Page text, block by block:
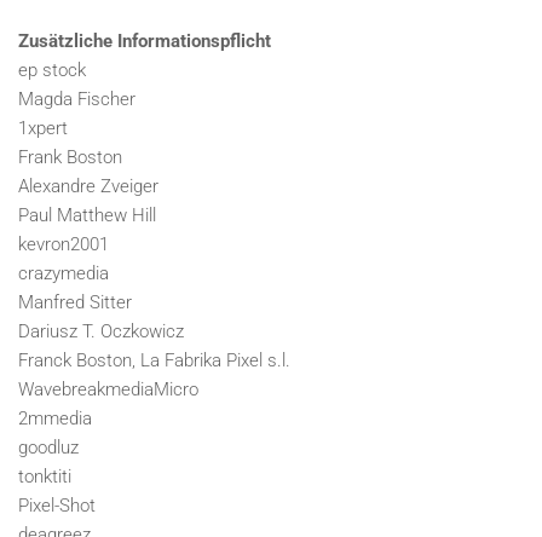
Zusätzliche Informationspflicht
ep stock
Magda Fischer
1xpert
Frank Boston
Alexandre Zveiger
Paul Matthew Hill
kevron2001
crazymedia
Manfred Sitter
Dariusz T. Oczkowicz
Franck Boston, La Fabrika Pixel s.l.
WavebreakmediaMicro
2mmedia
goodluz
tonktiti
Pixel-Shot